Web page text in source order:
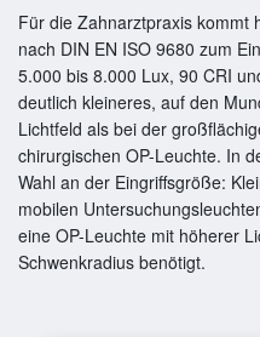
Für die Zahnarztpraxis kommt
nach DIN EN ISO 9680 zum
5.000 bis 8.000 Lux, 90 CRI
deutlich kleineres, auf den
Lichtfeld als bei der
chirurgischen OP-Leuchte. In
Wahl an der Eingriffsgröße:
mobilen
eine OP-Leuchte mit höherer
Schwenkradius benötigt.